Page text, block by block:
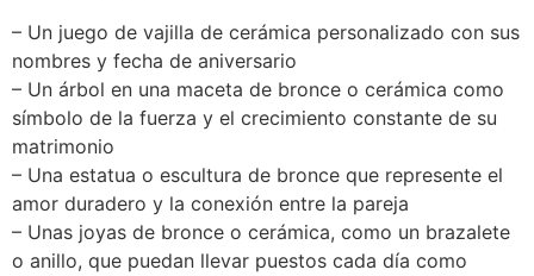
– Un juego de vajilla de cerámica personalizado con sus
nombres y fecha de aniversario
– Un árbol en una maceta de bronce o cerámica como
símbolo de la fuerza y el crecimiento constante de su
matrimonio
– Una estatua o escultura de bronce que represente el
amor duradero y la conexión entre la pareja
– Unas joyas de bronce o cerámica, como un brazalete
o anillo, que puedan llevar puestos cada día como